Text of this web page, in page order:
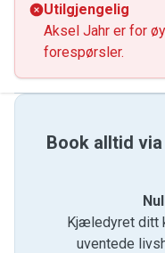
Utilgjengelig
Aksel Jahr er for
forespørsler.
Book alltid
Kjæledyret ditt
uventede